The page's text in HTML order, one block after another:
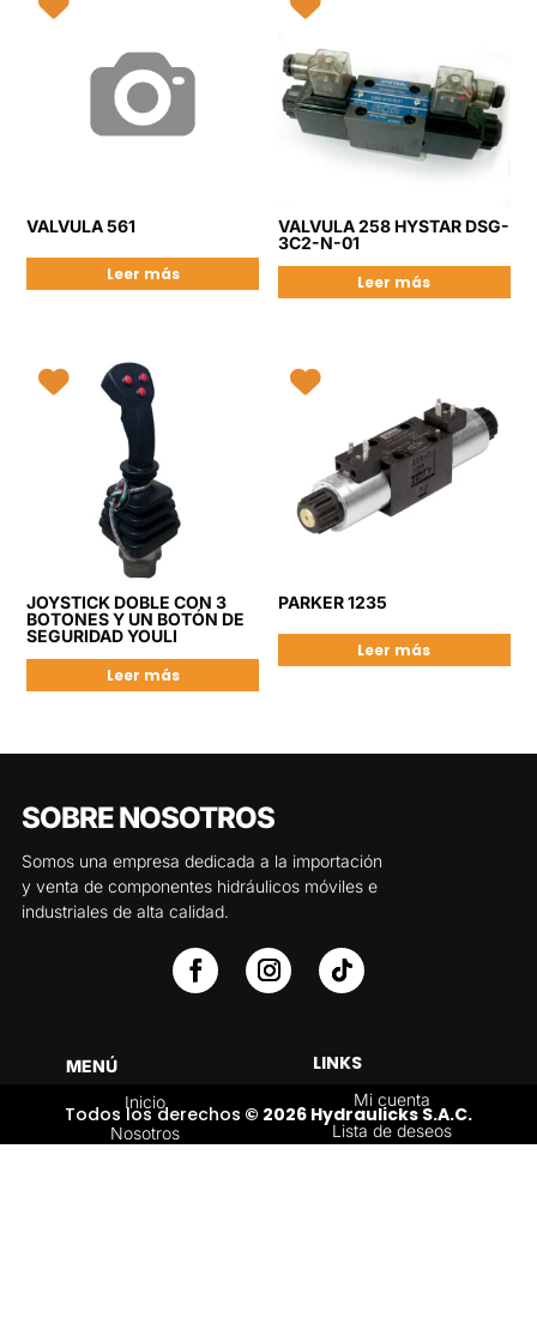
VALVULA 561
Leer más
VALVULA 258 HYSTAR DSG-
3C2-N-01
Leer más
JOYSTICK DOBLE CON 3
BOTONES Y UN BOTÓN DE
SEGURIDAD YOULI
Leer más
PARKER 1235
Leer más
SOBRE NOSOTROS
Somos una empresa dedicada a la importación
y venta de componentes hidráulicos móviles e
industriales de alta calidad.
MENÚ
Inicio
Nosotros
LINKS
Mi cuenta
Lista de deseos
Todos los derechos © 2026 Hydraulicks S.A.C.